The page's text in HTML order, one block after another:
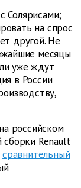
Солярисами;
на спрос
другой. Не
месяцы
уже ждут
в России
российском
сборки Renault
сравнительный